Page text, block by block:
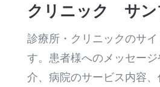
クリニック サン
診療所・クリニックのサ
す。患者様へのメッセー
介、病院のサービス内容